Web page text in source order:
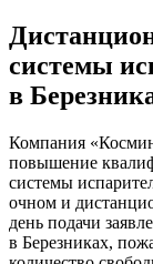
системы
в
Компания
повышение
системы
очном и
день подачи
в Березниках,